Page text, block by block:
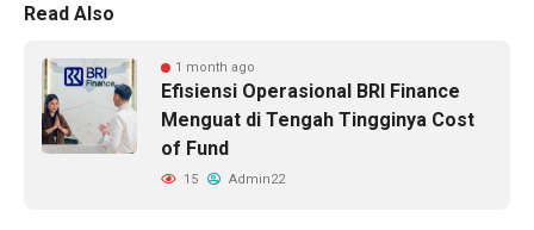
Read Also
1 month ago
Efisiensi Operasional BRI Finance
Menguat di Tengah Tingginya Cost
of Fund
15 Admin22